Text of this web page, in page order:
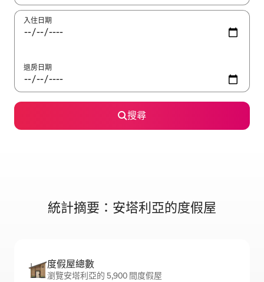
入住日期
退房日期
搜尋
統計摘要：安塔利亞的度假屋
度假屋總數
瀏覽安塔利亞的 5,900 間度假屋